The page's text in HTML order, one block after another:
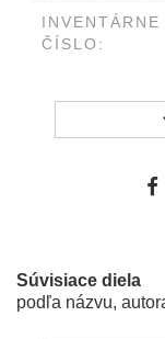
INVENTÁRNE
ČÍSLO:
Súvisiace diela
podľa názvu,